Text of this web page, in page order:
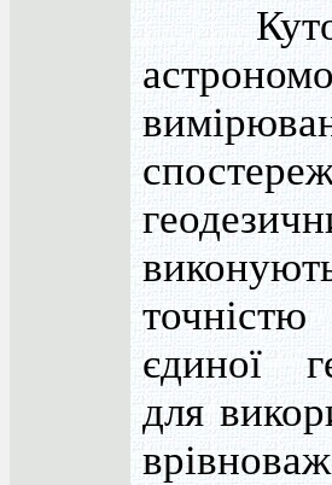
Кутові,
єдиної
для